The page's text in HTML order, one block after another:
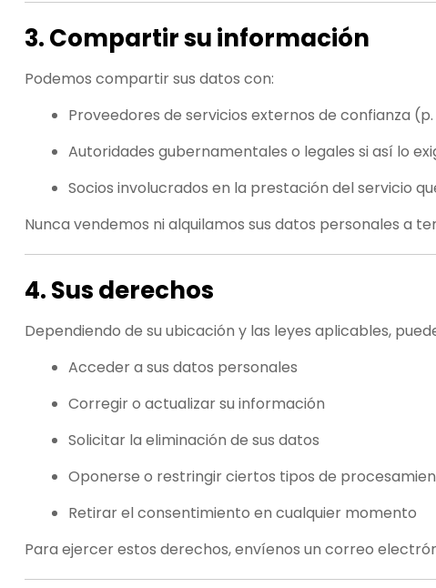
3. Compartir su información
Podemos compartir sus datos con:
Proveedores de servicios externos de confianza
Autoridades gubernamentales o legales si así lo
Socios involucrados en la prestación del servicio
Nunca vendemos ni alquilamos sus datos personales a
4. Sus derechos
Dependiendo de su ubicación y las leyes aplicables,
Acceder a sus datos personales
Corregir o actualizar su información
Solicitar la eliminación de sus datos
Oponerse o restringir ciertos tipos de
Retirar el consentimiento en cualquier momento
Para ejercer estos derechos, envíenos un correo